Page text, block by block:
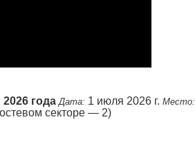
года Дата: 1 июля 2026 г. Место:
секторе — 2)